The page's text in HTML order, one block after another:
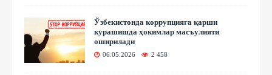
Ўзбекистонда коррупцияга қарши
курашишда ҳокимлар масъулияти
оширилади
06.05.2026 2 458